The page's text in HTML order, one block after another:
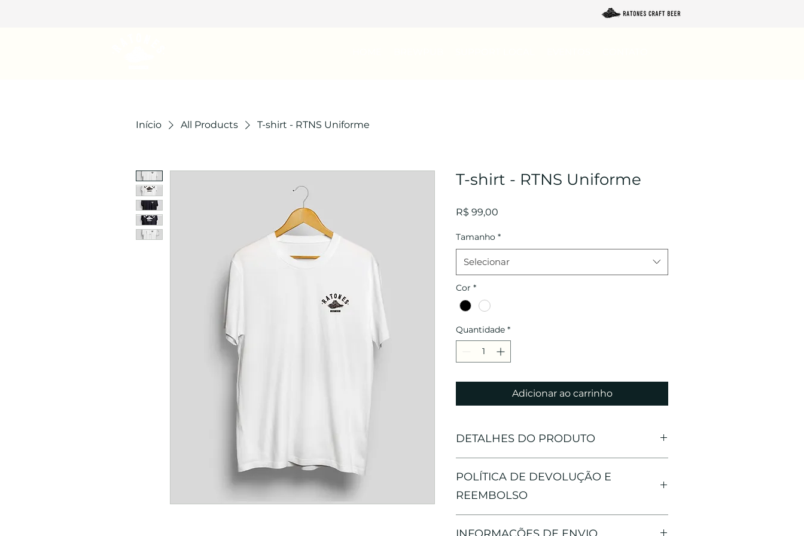
Início All Products T-shirt - RTNS Uniforme
T-shirt - RTNS Uniforme
R$ 99,00
Tamanho *
Selecionar
Cor *
Quantidade *
Adicionar ao carrinho
DETALHES DO PRODUTO
Produzida por mão de obra local;
Malha amaciada e pré-encolhida.
POLÍTICA DE DEVOLUÇÃO E
REEMBOLSO
o recebimento;